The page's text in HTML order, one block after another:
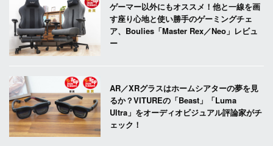
ゲーマー以外にもオススメ！他と一線を画
す座り心地と使い勝手のゲーミングチェ
ア、Boulies「Master Rex／Neo」レビュ
ー
AR／XRグラスはホームシアターの夢を見
るか？VITUREの「Beast」「Luma
Ultra」をオーディオビジュアル評論家がチ
ェック！